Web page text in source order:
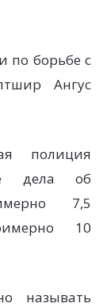
по борьбе с
Ангус
полиция
дела об
7,5
10
называть